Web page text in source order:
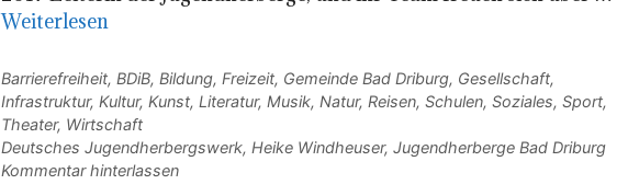
Weiterlesen
Kategorien
Barrierefreiheit, BDiB, Bildung, Freizeit, Gemeinde Bad Driburg, Gesellschaft,
Infrastruktur, Kultur, Kunst, Literatur, Musik, Natur, Reisen, Schulen, Soziales, Sport,
Theater, Wirtschaft
Schlagwörter
Deutsches Jugendherbergswerk, Heike Windheuser, Jugendherberge Bad Driburg
Kommentar hinterlassen